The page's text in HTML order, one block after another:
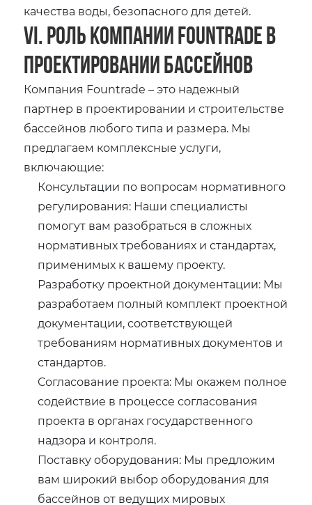
качества воды, безопасного для детей.
VI. Роль компании Fountrade в
проектировании бассейнов
Компания Fountrade – это надежный
партнер в проектировании и строительстве
бассейнов любого типа и размера. Мы
предлагаем комплексные услуги,
включающие:
Консультации по вопросам нормативного
регулирования: Наши специалисты
помогут вам разобраться в сложных
нормативных требованиях и стандартах,
применимых к вашему проекту.
Разработку проектной документации: Мы
разработаем полный комплект проектной
документации, соответствующей
требованиям нормативных документов и
стандартов.
Согласование проекта: Мы окажем полное
содействие в процессе согласования
проекта в органах государственного
надзора и контроля.
Поставку оборудования: Мы предложим
вам широкий выбор оборудования для
бассейнов от ведущих мировых